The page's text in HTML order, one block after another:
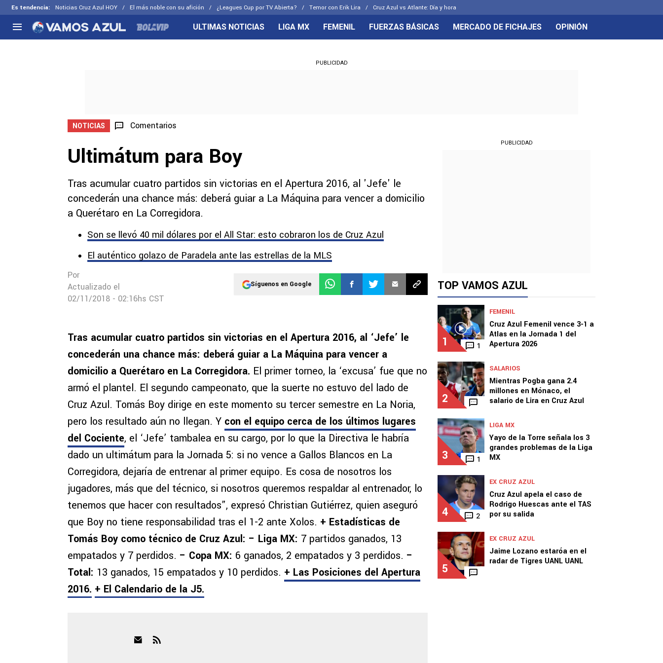
Es tendencia: Noticias Cruz Azul HOY El más noble con su afición ¿Leagues Cup por TV Abierta? Temor con Erik Lira Cruz Azul vs Atlante: Día y hora
Selección Mexicana
CELESTES
ULTIMAS NOTICIAS LIGA MX FEMENIL FUERZAS BÁSICAS MERCADO DE FICHAJES OPINIÓN
PUBLICIDAD
NOTICIAS Comentarios
Ultimátum para Boy
Tras acumular cuatro partidos sin victorias en el Apertura 2016, al 'Jefe' le
concederán una chance más: deberá guiar a La Máquina para vencer a domicilio
a Querétaro en La Corregidora.
Son se llevó 40 mil dólares por el All Star: esto cobraron los de Cruz Azul
El auténtico golazo de Paradela ante las estrellas de la MLS
Por
Actualizado el
02/11/2018 - 02:16hs CST
Síguenos en Google
Tras acumular cuatro partidos sin victorias en el Apertura 2016, al ‘Jefe’ le
concederán una chance más: deberá guiar a La Máquina para vencer a
domicilio a Querétaro en La Corregidora. El primer torneo, la ‘excusa’ fue que no
armó el plantel. El segundo campeonato, que la suerte no estuvo del lado de
Cruz Azul. Tomás Boy dirige en este momento su tercer semestre en La Noria,
pero los resultado aún no llegan. Y con el equipo cerca de los últimos lugares
del Cociente, el ‘Jefe’ tambalea en su cargo, por lo que la Directiva le habría
dado un ultimátum para la Jornada 5: si no vence a Gallos Blancos en La
Corregidora, dejaría de entrenar al primer equipo. Es cosa de nosotros los
jugadores, más que del técnico, si nosotros queremos respaldar al entrenador, lo
tenemos que hacer con resultados”, expresó Christian Gutiérrez, quien aseguró
que Boy no tiene responsabilidad tras el 1-2 ante Xolos. + Estadísticas de
Tomás Boy como técnico de Cruz Azul: – Liga MX: 7 partidos ganados, 13
empatados y 7 perdidos. – Copa MX: 6 ganados, 2 empatados y 3 perdidos. –
Total: 13 ganados, 15 empatados y 10 perdidos. + Las Posiciones del Apertura
2016. + El Calendario de la J5.
PUBLICIDAD
TOP VAMOS AZUL
1 1
FEMENIL
Cruz Azul Femenil vence 3-1 a
Atlas en la Jornada 1 del
Apertura 2026
2
SALARIOS
Mientras Pogba gana 2.4
millones en Mónaco, el
salario de Lira en Cruz Azul
3 1
LIGA MX
Yayo de la Torre señala los 3
grandes problemas de la Liga
MX
4 2
EX CRUZ AZUL
Cruz Azul apela el caso de
Rodrigo Huescas ante el TAS
por su salida
5
EX CRUZ AZUL
Jaime Lozano estaróa en el
radar de Tigres UANL UANL